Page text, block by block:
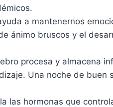
a mantenernos
ánimo bruscos y el
procesa y almacena
Una noche de buen
las hormonas que